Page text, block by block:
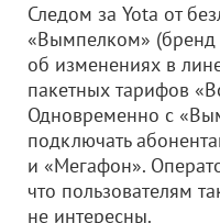
Следом за Yota от
«Вымпелком»
об изменениях в
пакетных тарифов
Одновременно с
подключать
и «Мегафон».
что пользователям
не интересны.